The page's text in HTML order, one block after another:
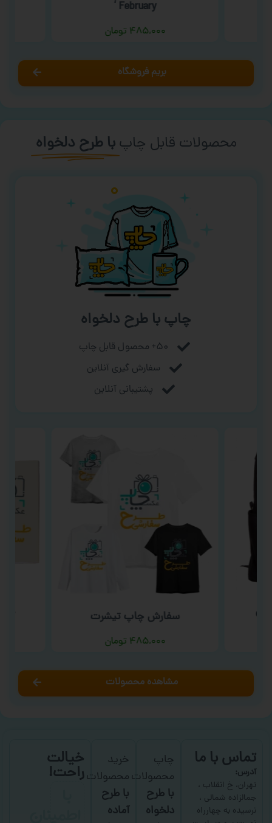
February ‘
۴۸۵,۰۰۰ تومان
بریم فروشگاه
محصولات قابل چاپ با طرح دلخواه
چاپ با طرح دلخواه
۵۰+ محصول قابل چاپ
سفارش گیری آنلاین
پشتیبانی آنلاین
سفارش چاپ تیشرت
۴۸۵,۰۰۰ تومان
مشاهده محصولات
تماس با ما
آدرس:
تهران، خ انقلاب ،
جمالزاده شمالی ،
نرسیده به چهارراه
چاپ
محصولات
با طرح
دلخواه
خرید
محصولات
با طرح
آماده
خیالت
راحت!